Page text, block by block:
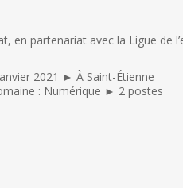
en partenariat avec la Ligue de
2021 ► À Saint-Étienne
: Numérique ► 2 postes